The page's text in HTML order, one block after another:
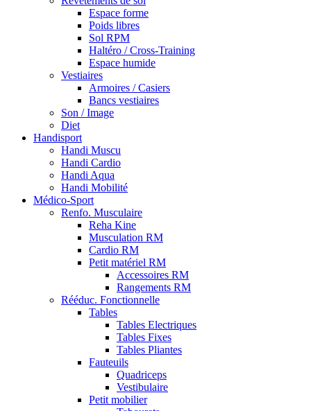
Espace forme
Poids libres
Sol RPM
Haltéro / Cross-Training
Espace humide
Vestiaires
Armoires / Casiers
Bancs vestiaires
Son / Image
Diet
Handisport
Handi Muscu
Handi Cardio
Handi Aqua
Handi Mobilité
Médico-Sport
Renfo. Musculaire
Reha Kine
Musculation RM
Cardio RM
Petit matériel RM
Accessoires RM
Rangements RM
Rééduc. Fonctionnelle
Tables
Tables Electriques
Tables Fixes
Tables Pliantes
Fauteuils
Quadriceps
Vestibulaire
Petit mobilier